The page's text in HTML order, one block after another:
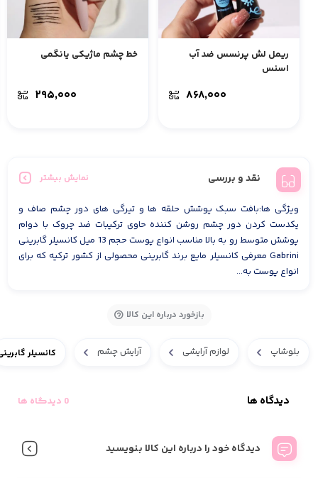
ریمل لش پرنسس ضد آب
اسنس
۸۶۸,۰۰۰
خط چشم ماژیکی یانگمی
۲۹۵,۰۰۰
نقد و بررسی نمایش بیشتر
ویژگی ها:بافت سبک پوشش حلقه ها و تیرگی های دور چشم صاف و
یکدست کردن دور چشم روشن کننده حاوی ترکیبات ضد چروک با دوام
پوشش متوسط رو به بالا مناسب انواع پوست حجم 13 میل کانسیلر گابرینی
Gabrini معرفی کانسیلر مایع برند گابرینی محصولی از کشور ترکیه که برای
انواع پوست به...
بازخورد درباره این کالا
بلوشاپ لوازم آرایشی آرایش چشم کانسیلر
دیدگاه ها 0 دیدگاه ها
دیدگاه خود را درباره این کالا بنویسید